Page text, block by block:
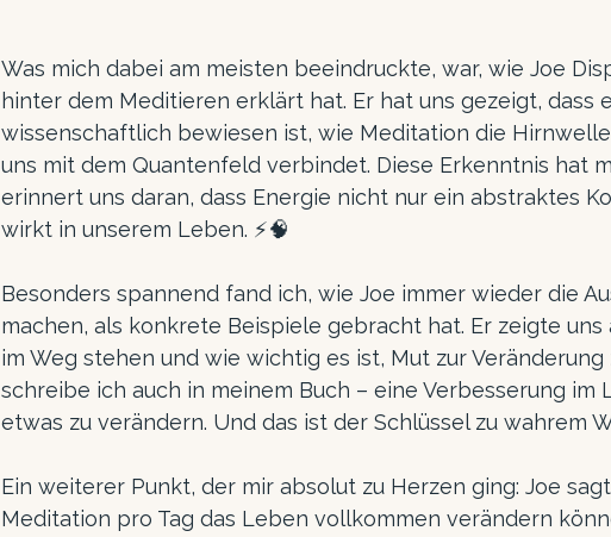
Was mich dabei am meisten beeindruckte, war, wie Joe
hinter dem Meditieren erklärt hat. Er hat uns gezeigt, dass
wissenschaftlich bewiesen ist, wie Meditation die
uns mit dem Quantenfeld verbindet. Diese Erkenntnis hat
erinnert uns daran, dass Energie nicht nur ein abstraktes
wirkt in unserem Leben. ⚡🧠
Besonders spannend fand ich, wie Joe immer wieder die
machen, als konkrete Beispiele gebracht hat. Er zeigte
im Weg stehen und wie wichtig es ist, Mut zur Veränderung
schreibe ich auch in meinem Buch – eine Verbesserung
etwas zu verändern. Und das ist der Schlüssel zu wahrem
Ein weiterer Punkt, der mir absolut zu Herzen ging: Joe
Meditation pro Tag das Leben vollkommen verändern